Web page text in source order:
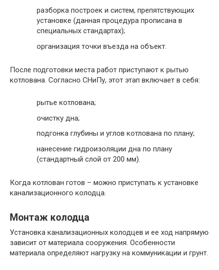
разборка построек и систем, препятствующих
установке (данная процедура прописана в
специальных стандартах);
организация точки въезда на объект.
После подготовки места работ приступают к рытью
котлована. Согласно СНиПу, этот этап включает в себя:
рытье котлована;
очистку дна;
подгонка глубины и углов котлована по плану;
нанесение гидроизоляции дна по плану
(стандартный слой от 200 мм).
Когда котлован готов – можно приступать к установке
канализационного колодца.
Монтаж колодца
Установка канализационных колодцев и ее ход напрямую
зависит от материала сооружения. Особенности
материала определяют нагрузку на коммуникации и грунт.